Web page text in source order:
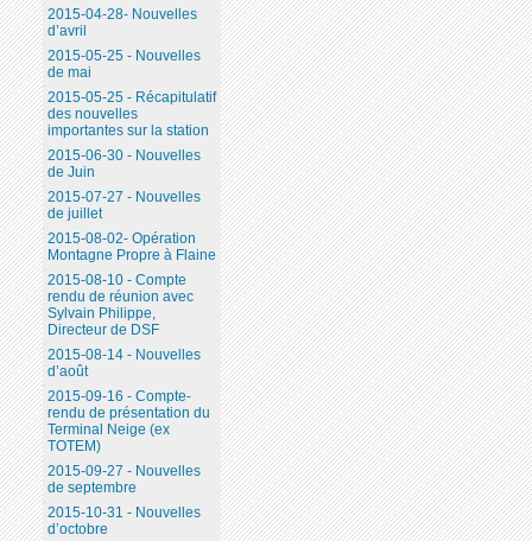
2015-04-28- Nouvelles
d’avril
2015-05-25 - Nouvelles
de mai
2015-05-25 - Récapitulatif
des nouvelles
importantes sur la station
2015-06-30 - Nouvelles
de Juin
2015-07-27 - Nouvelles
de juillet
2015-08-02- Opération
Montagne Propre à Flaine
2015-08-10 - Compte
rendu de réunion avec
Sylvain Philippe,
Directeur de DSF
2015-08-14 - Nouvelles
d’août
2015-09-16 - Compte-
rendu de présentation du
Terminal Neige (ex
TOTEM)
2015-09-27 - Nouvelles
de septembre
2015-10-31 - Nouvelles
d’octobre